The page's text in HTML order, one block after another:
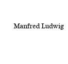
Manfred Ludwig